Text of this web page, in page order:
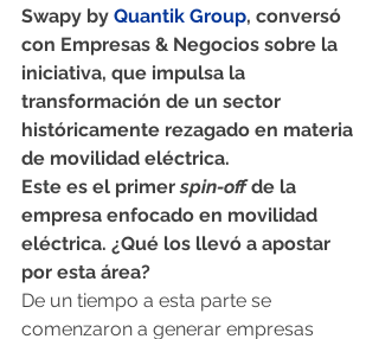
Swapy by Quantik Group, conversó
con Empresas & Negocios sobre la
iniciativa, que impulsa la
transformación de un sector
históricamente rezagado en materia
de movilidad eléctrica.
Este es el primer spin-off de la
empresa enfocado en movilidad
eléctrica. ¿Qué los llevó a apostar
por esta área?
De un tiempo a esta parte se
comenzaron a generar empresas